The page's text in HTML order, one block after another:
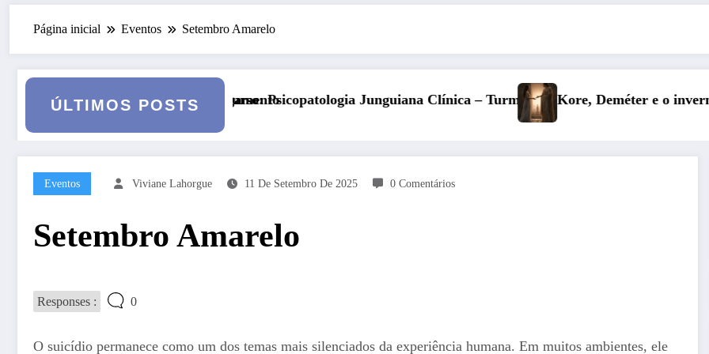
Página inicial Eventos Setembro Amarelo
ÚLTIMOS POSTS
Psicopatologia Junguiana Clínica – Turma 6 Kore, Deméter e o inverno: a fertilidade das profundezasEntre
Eventos Viviane Lahorgue 11 De Setembro De 2025 0 Comentários
Setembro Amarelo
Responses : 0
O suicídio permanece como um dos temas mais silenciados da experiência humana. Em muitos ambientes, ele